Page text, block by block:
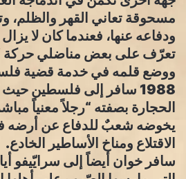
مسحوقة تعاني القهر والظلم،
ودفاعه عنها، فعندما كان لا
تعرّف على بعض مناضلي حركة
ووضع قلمه في خدمة قضية
1988 سافر إلى فلسطين
الحجارة بصفته “رجلاً معنياً
يخوضه شعبٌ للدفاع عن أرضه
الاقتلاع ومناخ الأساطير الخادع.
سافر خوان أيضاً إلى سرايّيفو